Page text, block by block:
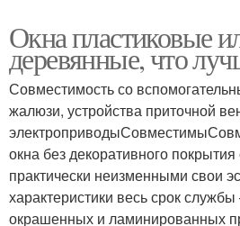
Окна пластиковые
деревянные, что
Совместимость со
жалюзи, устройства приточной
окна без декоративного
практически неизменными свои
характеристики весь срок
окрашенных и ламинированных